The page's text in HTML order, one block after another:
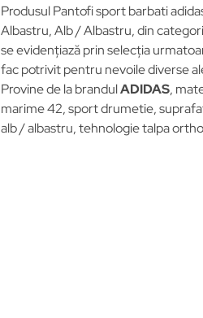
Produsul Pantofi sport barbati
Albastru, Alb / Albastru, din
se evidențiază prin selecția
fac potrivit pentru nevoile diverse
Provine de la brandulADIDAS,
marime 42, sport drumetie,
alb / albastru, tehnologie talpa